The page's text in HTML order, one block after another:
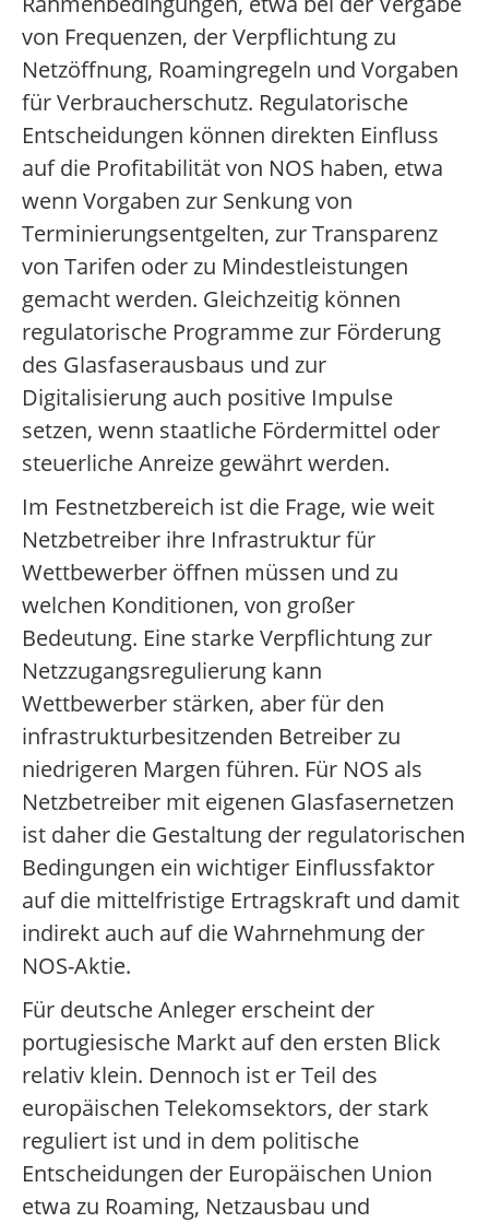
von Frequenzen, der Verpflichtung zu
Netzöffnung, Roamingregeln und Vorgaben
für Verbraucherschutz. Regulatorische
Entscheidungen können direkten Einfluss
auf die Profitabilität von NOS haben, etwa
wenn Vorgaben zur Senkung von
Terminierungsentgelten, zur Transparenz
von Tarifen oder zu Mindestleistungen
gemacht werden. Gleichzeitig können
regulatorische Programme zur Förderung
des Glasfaserausbaus und zur
Digitalisierung auch positive Impulse
setzen, wenn staatliche Fördermittel oder
steuerliche Anreize gewährt werden.
Im Festnetzbereich ist die Frage, wie weit
Netzbetreiber ihre Infrastruktur für
Wettbewerber öffnen müssen und zu
welchen Konditionen, von großer
Bedeutung. Eine starke Verpflichtung zur
Netzzugangsregulierung kann
Wettbewerber stärken, aber für den
infrastrukturbesitzenden Betreiber zu
niedrigeren Margen führen. Für NOS als
Netzbetreiber mit eigenen Glasfasernetzen
ist daher die Gestaltung der regulatorischen
Bedingungen ein wichtiger Einflussfaktor
auf die mittelfristige Ertragskraft und damit
indirekt auch auf die Wahrnehmung der
NOS-Aktie.
Für deutsche Anleger erscheint der
portugiesische Markt auf den ersten Blick
relativ klein. Dennoch ist er Teil des
europäischen Telekomsektors, der stark
reguliert ist und in dem politische
Entscheidungen der Europäischen Union
etwa zu Roaming, Netzausbau und